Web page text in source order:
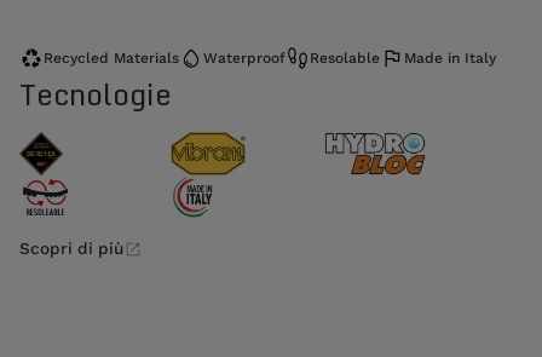
Recycled Materials Waterproof Resolable Made in Italy
Tecnologie
Scopri di più